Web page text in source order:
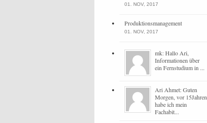
01. NOV, 2017
Produktionsmanagement
01. NOV, 2017
mk: Hallo Ari,
Informationen über
ein Fernstudium in ...
Ari Ahmet: Guten
Morgen, vor 15Jahren
habe ich mein
Fachabit...